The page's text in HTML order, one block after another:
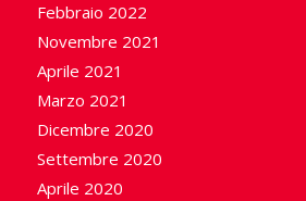
Febbraio 2022
Novembre 2021
Aprile 2021
Marzo 2021
Dicembre 2020
Settembre 2020
Aprile 2020